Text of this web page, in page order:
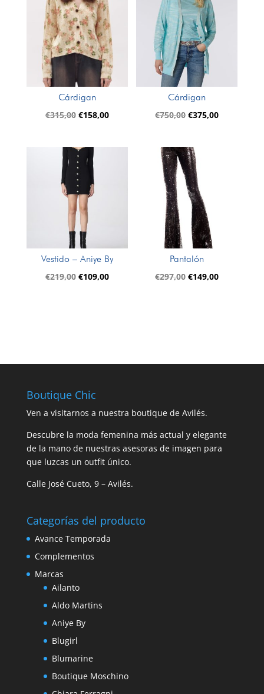
Cárdigan
€315,00 El
original
era:
€315,00.
€158,00El
actual
Cárdigan
€750,00 El
original
era:
€750,00.
€375,00El
Vestido – Aniye By
€219,00 El
€109,00El
Pantalón
€297,00 El
€149,00El
Boutique Chic
Ven a visitarnos a nuestra boutique de Avilés.
Descubre la moda femenina más actual y elegante
de la mano de nuestras asesoras de imagen para
que luzcas un outfit único.
Calle José Cueto, 9 – Avilés.
Categorías del producto
Avance Temporada
Complementos
Marcas
Ailanto
Aldo Martins
Aniye By
Blugirl
Blumarine
Boutique Moschino